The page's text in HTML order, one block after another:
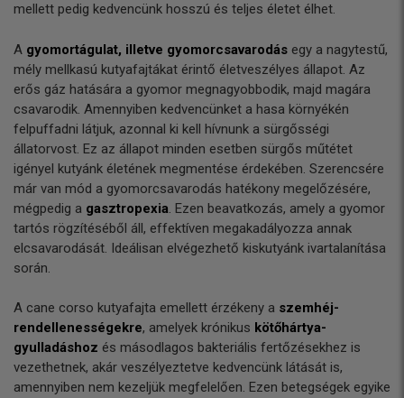
mellett pedig kedvencünk hosszú és teljes életet élhet.
A gyomortágulat, illetve gyomorcsavarodás egy a nagytestű,
mély mellkasú kutyafajtákat érintő életveszélyes állapot. Az
erős gáz hatására a gyomor megnagyobbodik, majd magára
csavarodik. Amennyiben kedvencünket a hasa környékén
felpuffadni látjuk, azonnal ki kell hívnunk a sürgősségi
állatorvost. Ez az állapot minden esetben sürgős műtétet
igényel kutyánk életének megmentése érdekében. Szerencsére
már van mód a gyomorcsavarodás hatékony megelőzésére,
mégpedig a gasztropexia. Ezen beavatkozás, amely a gyomor
tartós rögzítéséből áll, effektíven megakadályozza annak
elcsavarodását. Ideálisan elvégezhető kiskutyánk ivartalanítása
során.
A cane corso kutyafajta emellett érzékeny a szemhéj-
rendellenességekre, amelyek krónikus kötőhártya-
gyulladáshoz és másodlagos bakteriális fertőzésekhez is
vezethetnek, akár veszélyeztetve kedvencünk látását is,
amennyiben nem kezeljük megfelelően. Ezen betegségek egyike